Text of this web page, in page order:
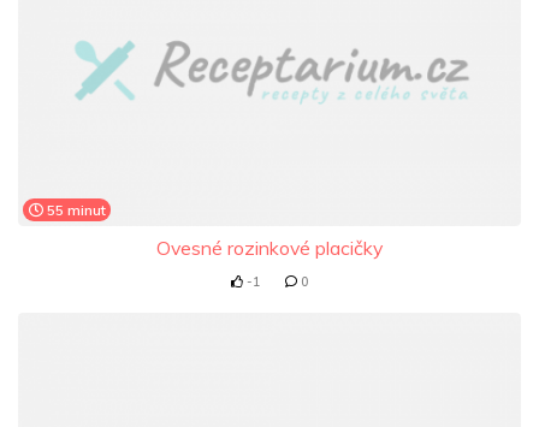
55 minut
Ovesné rozinkové placičky
-1 0